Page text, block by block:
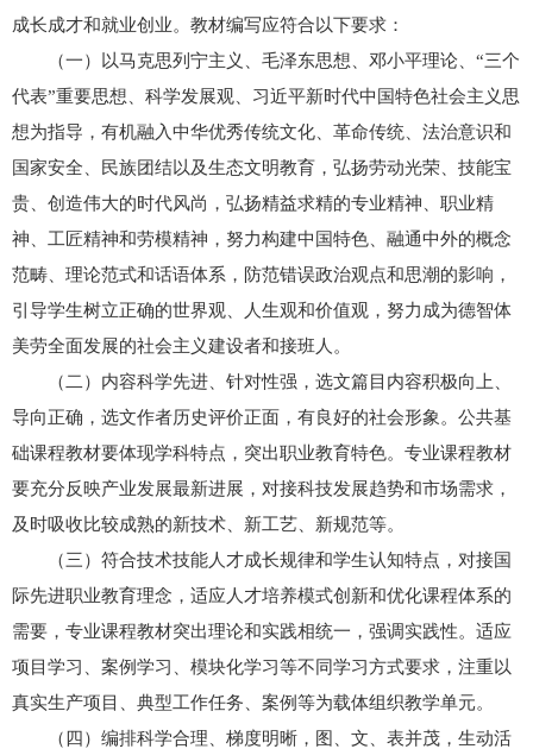
成长成才和就业创业。教材编写应符合以下要求：
（一）以马克思列宁主义、毛泽东思想、邓小平理论、“三个
代表”重要思想、科学发展观、习近平新时代中国特色社会主义思
想为指导，有机融入中华优秀传统文化、革命传统、法治意识和
国家安全、民族团结以及生态文明教育，弘扬劳动光荣、技能宝
贵、创造伟大的时代风尚，弘扬精益求精的专业精神、职业精
神、工匠精神和劳模精神，努力构建中国特色、融通中外的概念
范畴、理论范式和话语体系，防范错误政治观点和思潮的影响，
引导学生树立正确的世界观、人生观和价值观，努力成为德智体
美劳全面发展的社会主义建设者和接班人。
（二）内容科学先进、针对性强，选文篇目内容积极向上、
导向正确，选文作者历史评价正面，有良好的社会形象。公共基
础课程教材要体现学科特点，突出职业教育特色。专业课程教材
要充分反映产业发展最新进展，对接科技发展趋势和市场需求，
及时吸收比较成熟的新技术、新工艺、新规范等。
（三）符合技术技能人才成长规律和学生认知特点，对接国
际先进职业教育理念，适应人才培养模式创新和优化课程体系的
需要，专业课程教材突出理论和实践相统一，强调实践性。适应
项目学习、案例学习、模块化学习等不同学习方式要求，注重以
真实生产项目、典型工作任务、案例等为载体组织教学单元。
（四）编排科学合理、梯度明晰，图、文、表并茂，生动活